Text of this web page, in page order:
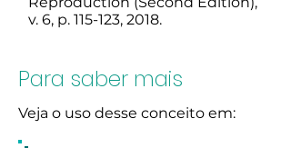
v. 6, p. 115-123, 2018.
Para saber mais
Veja o uso desse conceito em: